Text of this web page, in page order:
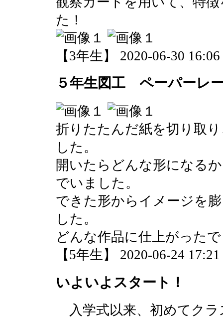
た！
【3年生】 2020-06-30
５年生図工 ペーパーレ
折りたたんだ紙を切り取
した。
開いたらどんな形になる
でいました。
できた形からイメージを
した。
どんな作品に仕上がった
【5年生】 2020-06-24
いよいよスタート！
入学式以来、初めてクラ